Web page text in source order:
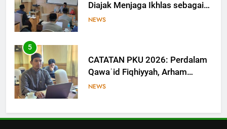
Diajak Menjaga Ikhlas sebagai
Ruh Ibadah
NEWS
5
CATATAN PKU 2026: Perdalam
Qawaʿid Fiqhiyyah, Arham
Ahmad: Ilmu Harus Menjadi
NEWS
6